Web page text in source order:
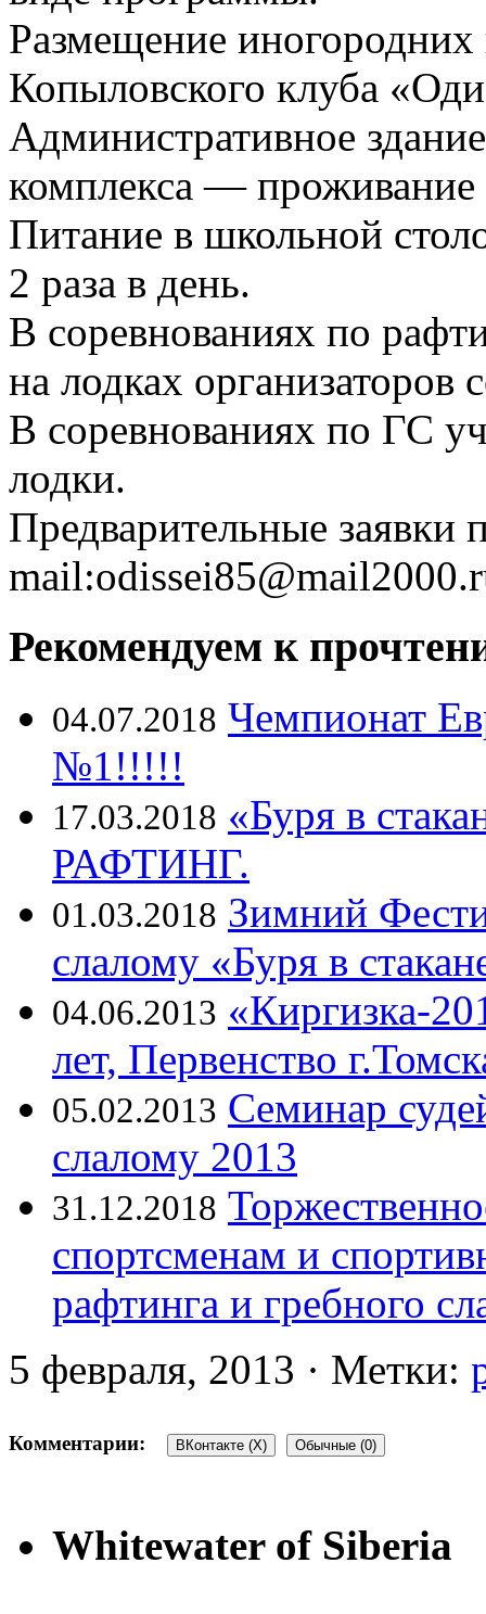
Размещение
Копыловского клуба
Административное
комплекса — проживание
Питание в школьной
2 раза в день.
В соревнованиях по
на лодках организаторов
В соревнованиях по ГС
лодки.
Предварительные заявки
Рекомендуем к
04.07.2018 Чемпионат
№1!!!!!
17.03.2018 «Буря в
РАФТИНГ.
01.03.2018 Зимний
слалому «Буря в
04.06.2013 «Киргизка-
лет, Первенство
05.02.2013 Семинар
слалому 2013
31.12.2018
спортсменам и
рафтинга и гребного
5 февраля, 2013 · Метки:
Комментарии: ВКонтакте (X) Обычные (0)
Whitewater of Siberia